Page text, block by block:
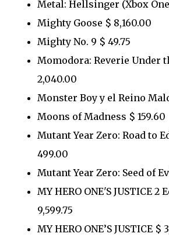
Metal: Hellsinger (Xbox
Mighty Goose $ 8,160.00
Mighty No. 9 $ 49.75
Momodora: Reverie Under
2,040.00
Monster Boy y el Reino
Moons of Madness $ 159.60
Mutant Year Zero: Road to
499.00
Mutant Year Zero: Seed of
MY HERO ONE'S JUSTICE
9,599.75
MY HERO ONE’S JUSTICE $